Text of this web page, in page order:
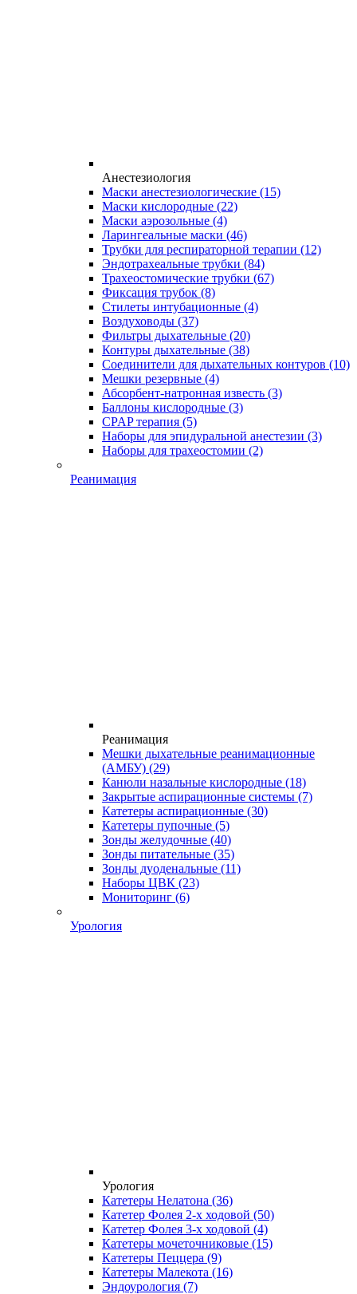
Анестезиология
Маски анестезиологические (15)
Маски кислородные (22)
Маски аэрозольные (4)
Ларингеальные маски (46)
Трубки для респираторной терапии (12)
Эндотрахеальные трубки (84)
Трахеостомические трубки (67)
Фиксация трубок (8)
Стилеты интубационные (4)
Воздуховоды (37)
Фильтры дыхательные (20)
Контуры дыхательные (38)
Соединители для дыхательных контуров (10)
Мешки резервные (4)
Абсорбент-натронная известь (3)
Баллоны кислородные (3)
CPAP терапия (5)
Наборы для эпидуральной анестезии (3)
Наборы для трахеостомии (2)
Реанимация
Реанимация
Мешки дыхательные реанимационные
(АМБУ) (29)
Канюли назальные кислородные (18)
Закрытые аспирационные системы (7)
Катетеры аспирационные (30)
Катетеры пупочные (5)
Зонды желудочные (40)
Зонды питательные (35)
Зонды дуоденальные (11)
Наборы ЦВК (23)
Мониторинг (6)
Урология
Урология
Катетеры Нелатона (36)
Катетер Фолея 2-х ходовой (50)
Катетер Фолея 3-х ходовой (4)
Катетеры мочеточниковые (15)
Катетеры Пеццера (9)
Катетеры Малекота (16)
Эндоурология (7)